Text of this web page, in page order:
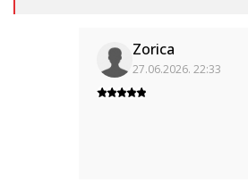
Zorica
27.06.2026. 22:33